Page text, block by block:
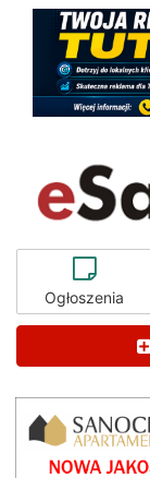
Ogłoszenia